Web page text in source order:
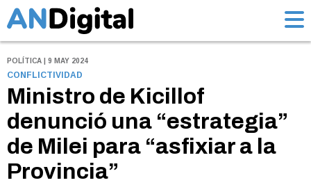
POLÍTICA | 9 MAY 2024
CONFLICTIVIDAD
Ministro de Kicillof
denunció una “estrategia”
de Milei para “asfixiar a la
Provincia”